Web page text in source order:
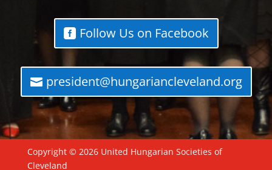
Follow Us on Facebook
president@hungariancleveland.org
Copyright © 2026 United Hungarian Societies of
Cleveland